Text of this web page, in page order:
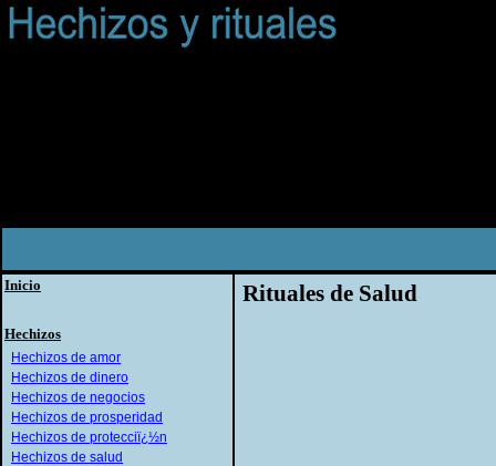
Inicio
Hechizos
Hechizos de amor
Hechizos de dinero
Hechizos de negocios
Hechizos de prosperidad
Hechizos de protecciï¿½n
Hechizos de salud
Rituales de Salud